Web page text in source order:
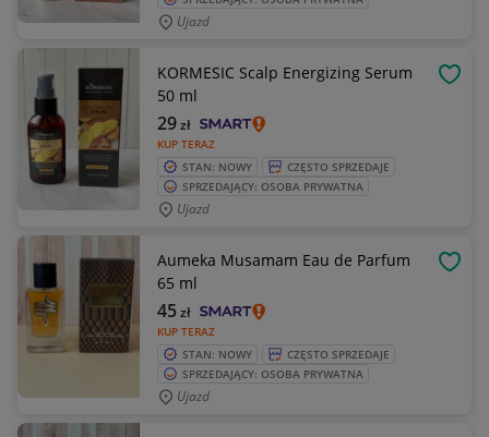
Ujazd
KORMESIC Scalp Energizing Serum
50 ml
KUP TERAZ
29zł
STAN: NOWY
CZĘSTO SPRZEDAJE
SPRZEDAJĄCY: OSOBA PRYWATNA
Ujazd
Aumeka Musamam Eau de Parfum
65 ml
KUP TERAZ
45zł
STAN: NOWY
CZĘSTO SPRZEDAJE
SPRZEDAJĄCY: OSOBA PRYWATNA
Ujazd